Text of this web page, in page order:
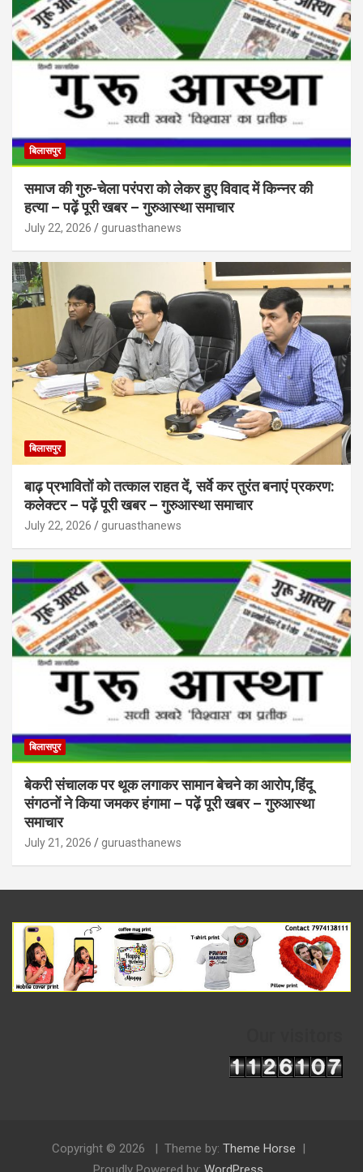
बिलासपुर
समाज की गुरु-चेला परंपरा को लेकर हुए विवाद में किन्नर की
हत्या – पढ़ें पूरी खबर – गुरुआस्था समाचार
July 22, 2026 guruasthanews
बिलासपुर
बाढ़ प्रभावितों को तत्काल राहत दें, सर्वे कर तुरंत बनाएं प्रकरण:
कलेक्टर – पढ़ें पूरी खबर – गुरुआस्था समाचार
July 22, 2026 guruasthanews
बिलासपुर
बेकरी संचालक पर थूक लगाकर सामान बेचने का आरोप,हिंदू
संगठनों ने किया जमकर हंगामा – पढ़ें पूरी खबर – गुरुआस्था
समाचार
July 21, 2026 guruasthanews
Copyright © 2026 Theme by: Theme Horse